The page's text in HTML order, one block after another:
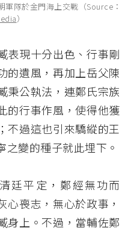
軍隊於金門海上交戰（Source：
）
表現十分出色、行事剛
的遺風，再加上岳父陳
秉公執法，連鄭氏宗族
的行事作風，使得他獲
不過這也引來驕縱的王
變的種子就此埋下。
廷平定，鄭經無功而
心喪志，無心於政事，
身上。不過，當輔佐鄭